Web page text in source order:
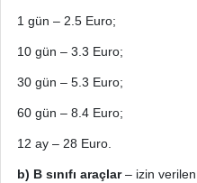
1 gün – 2.5 Euro;
10 gün – 3.3 Euro;
30 gün – 5.3 Euro;
60 gün – 8.4 Euro;
12 ay – 28 Euro.
b) B sınıfı araçlar– izin verilen